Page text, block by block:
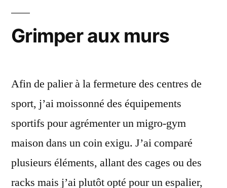
Grimper aux murs
Afin de palier à la fermeture des centres de
sport, j’ai moissonné des équipements
sportifs pour agrémenter un migro-gym
maison dans un coin exigu. J’ai comparé
plusieurs éléments, allant des cages ou des
racks mais j’ai plutôt opté pour un espalier,